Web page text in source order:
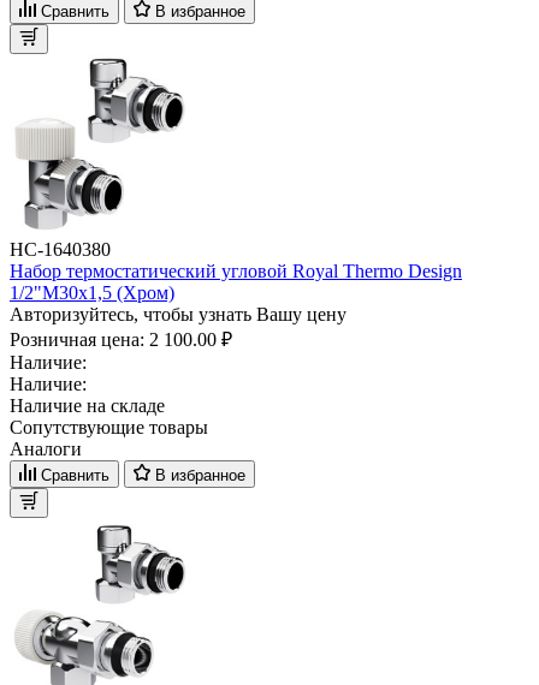
Сравнить В избранное
НС-1640380
Набор термостатический угловой Royal Thermo Design
1/2"М30х1,5 (Хром)
Авторизуйтесь, чтобы узнать Вашу цену
Розничная цена: 2 100.00 ₽
Наличие:
Наличие:
Наличие на складе
Сопутствующие товары
Аналоги
Сравнить В избранное